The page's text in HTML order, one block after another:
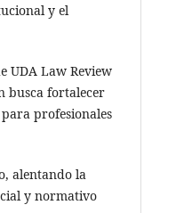
y el
UDA Law Review
busca fortalecer
profesionales
alentando la
y normativo